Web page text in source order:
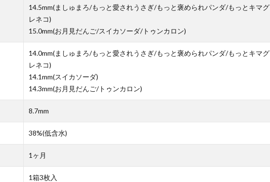
14.5mm(ましゅまろ/もっと愛されうさぎ/もっと褒められパンダ/もっとキマグ
レネコ)
15.0mm(お月見だんご/スイカソーダ/トゥンカロン)
14.0mm(ましゅまろ/もっと愛されうさぎ/もっと褒められパンダ/もっとキマグ
レネコ)
14.1mm(スイカソーダ)
14.3mm(お月見だんご/トゥンカロン)
8.7mm
38%(低含水)
1ヶ月
1箱3枚入